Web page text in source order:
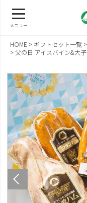
メニュー
HOME ギフトセット一覧
父の日 アイスバイン&大